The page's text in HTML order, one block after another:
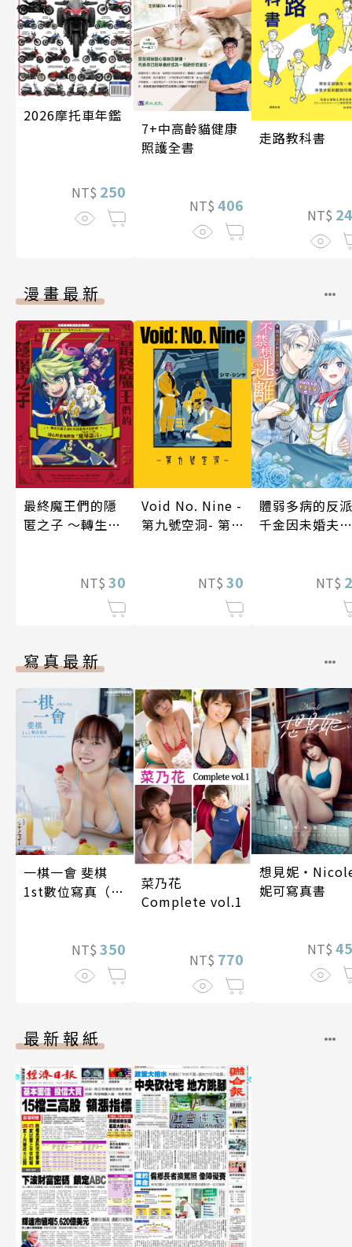
2026摩托車年鑑
NT$ 250
7+中高齡貓健康
照護全書
NT$ 406
走路教科書
NT$
漫畫最新
最終魔王們的隱
匿之子 ～轉生到
所欲地開發「魔
導語言《Magic
Code》」～ 第
NT$ 30
Void No. Nine -
第九號空洞- 第
NT$ 30
體弱多病的反派
千金因未婚夫的
是水火不容NT$
寫真最新
一棋一會 斐棋
1st數位寫真（含
NT$ 350
菜乃花
Complete vol.1
NT$ 770
想見妮
妮可寫真書
NT$
最新報紙